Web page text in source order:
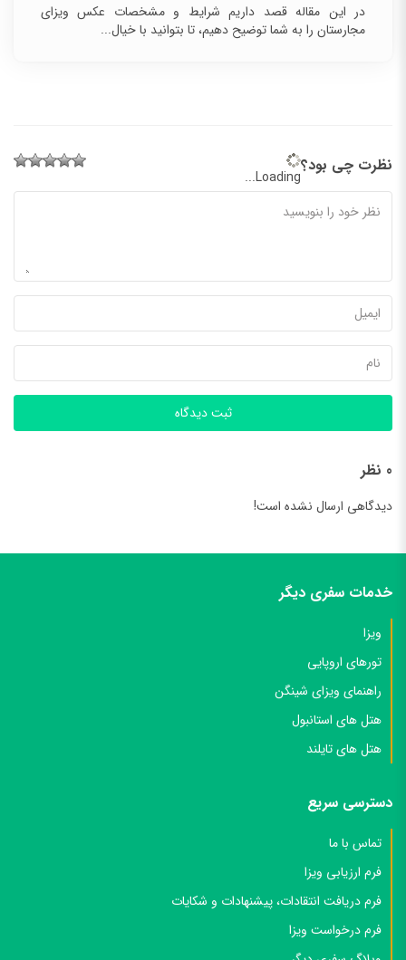
در این مقاله قصد داریم شرایط و مشخصات عکس ویزای
مجارستان را به شما توضیح دهیم، تا بتوانید با خیال...
نظرت چی بود؟
Loading...
ثبت دیدگاه
دیدگاهی ارسال نشده است!
خدمات سفری دیگر
ویزا
تورهای اروپایی
راهنمای ویزای شینگن
هتل های استانبول
هتل های تایلند
دسترسی سریع
تماس با ما
فرم ارزیابی ویزا
فرم دریافت انتقادات، پیشنهادات و شکایات
فرم درخواست ویزا